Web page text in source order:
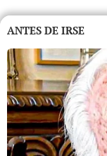
ANTES DE IRSE